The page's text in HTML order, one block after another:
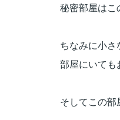
秘密部屋はこ
ちなみに小さ
部屋にいても
そしてこの部